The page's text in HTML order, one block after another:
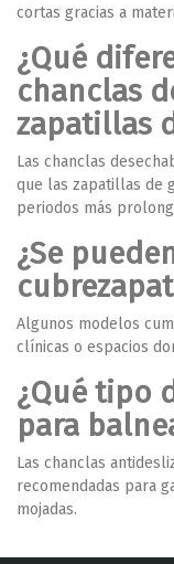
cortas gracias a
¿Qué
chanclas
zapatillas
Las chanclas
que las zapatillas de
periodos más
¿Se
Algunos modelos
clínicas o espacios
¿Qué tipo
para
Las chanclas
recomendadas para
mojadas.